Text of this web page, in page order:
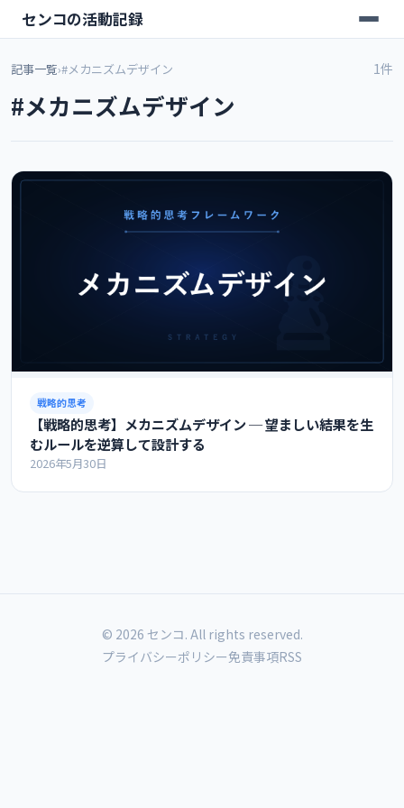
センコの活動記録
記事一覧›#メカニズムデザイン
#メカニズムデザイン
1件
戦略的思考
【戦略的思考】メカニズムデザイン ─ 望ましい結果を生
むルールを逆算して設計する
2026年5月30日
© 2026 センコ. All rights reserved.
プライバシーポリシー免責事項RSS